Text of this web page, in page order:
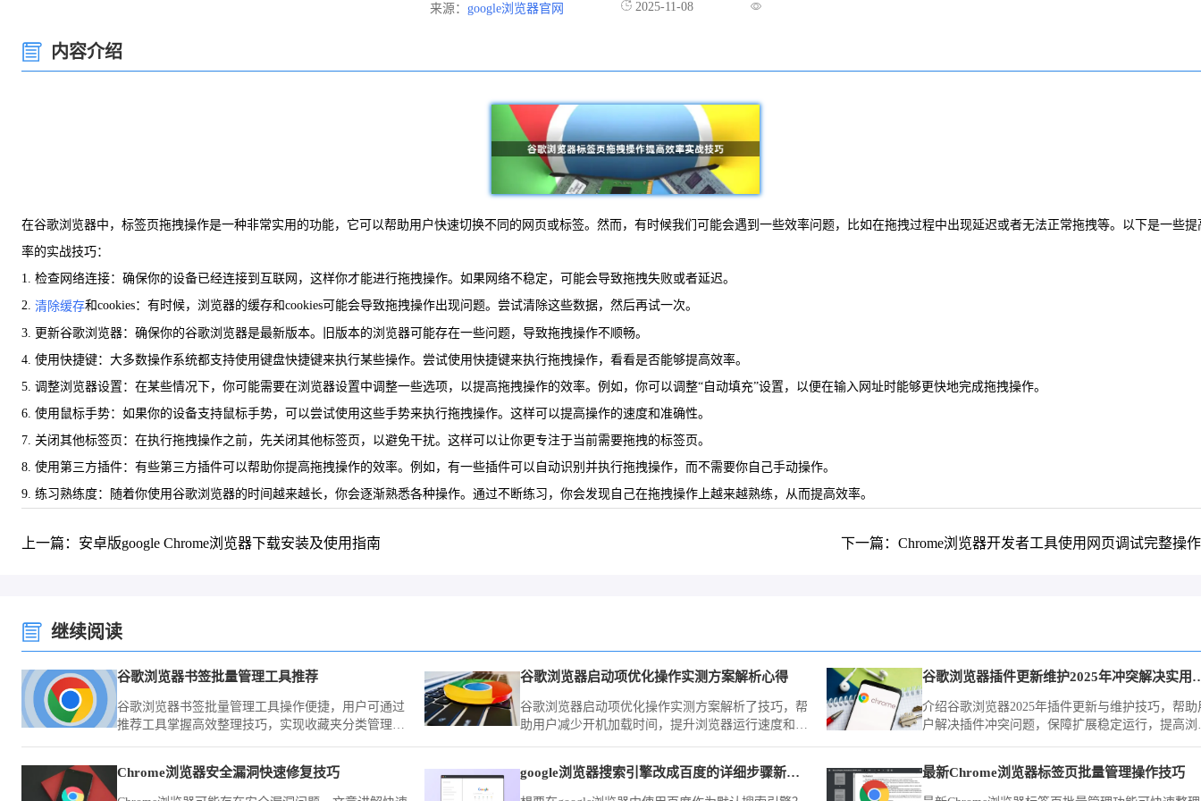
来源： google浏览器官网 2025-11-08
内容介绍
在谷歌浏览器中，标签页拖拽操作是一种非常实用的功能，它可以帮助用户快速切换不同的网页或标签。然而，有时候我们可能会遇到一些效率问题，比如在拖拽过程中出现延迟或者无法正常拖拽等。以下是一些提
率的实战技巧：
1. 检查网络连接：确保你的设备已经连接到互联网，这样你才能进行拖拽操作。如果网络不稳定，可能会导致拖拽失败或者延迟。
2. 清除缓存和cookies：有时候，浏览器的缓存和cookies可能会导致拖拽操作出现问题。尝试清除这些数据，然后再试一次。
3. 更新谷歌浏览器：确保你的谷歌浏览器是最新版本。旧版本的浏览器可能存在一些问题，导致拖拽操作不顺畅。
4. 使用快捷键：大多数操作系统都支持使用键盘快捷键来执行某些操作。尝试使用快捷键来执行拖拽操作，看看是否能够提高效率。
5. 调整浏览器设置：在某些情况下，你可能需要在浏览器设置中调整一些选项，以提高拖拽操作的效率。例如，你可以调整“自动填充”设置，以便在输入网址时能够更快地完成拖拽操作。
6. 使用鼠标手势：如果你的设备支持鼠标手势，可以尝试使用这些手势来执行拖拽操作。这样可以提高操作的速度和准确性。
7. 关闭其他标签页：在执行拖拽操作之前，先关闭其他标签页，以避免干扰。这样可以让你更专注于当前需要拖拽的标签页。
8. 使用第三方插件：有些第三方插件可以帮助你提高拖拽操作的效率。例如，有一些插件可以自动识别并执行拖拽操作，而不需要你自己手动操作。
9. 练习熟练度：随着你使用谷歌浏览器的时间越来越长，你会逐渐熟悉各种操作。通过不断练习，你会发现自己在拖拽操作上越来越熟练，从而提高效率。
上一篇：安卓版google Chrome浏览器下载安装及使用指南 下一篇：Chrome浏览器开发者工具使用网页调试完整操
继续阅读
谷歌浏览器书签批量管理工具推荐
谷歌浏览器书签批量管理工具操作便捷，用户可通过
推荐工具掌握高效整理技巧，实现收藏夹分类管理和
谷歌浏览器启动项优化操作实测方案解析心得
谷歌浏览器启动项优化操作实测方案解析了技巧，帮
助用户减少开机加载时间，提升浏览器运行速度和整
谷歌浏览器插件更新维
介绍谷歌浏览器2025年插件更新与维护技巧，帮助
户解决插件冲突问题，保障扩展稳定运行，提高浏
Chrome浏览器安全漏洞快速修复技巧 google浏览器搜索引擎改成百度的详细步骤新手图文教学 最新Chrome浏览器标签页批量管理操作技巧